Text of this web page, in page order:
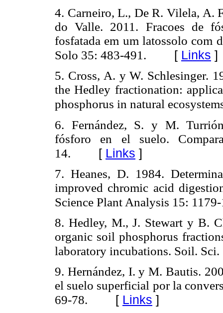
4. Carneiro, L., De R. Vilela, A.
do Valle. 2011. Fracoes de
fosfatada em um latossolo com
Solo 35: 483-491. [ Links ]
5. Cross, A. y W. Schlesinger.
the Hedley fractionation:
phosphorus in natural
6. Fernández, S. y M.
fósforo en el suelo.
14. [ Links ]
7. Heanes, D. 1984.
improved chromic acid
Science Plant Analysis 15:
8. Hedley, M., J. Stewart y B.
organic soil phosphorus
laboratory incubations. Soil.
9. Hernández, I. y M. Bautis.
el suelo superficial por la
69-78. [ Links ]